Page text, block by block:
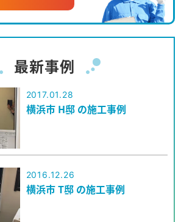
最新事例
2017.01.28
横浜市 H邸 の施工事例
2016.12.26
横浜市 T邸 の施工事例